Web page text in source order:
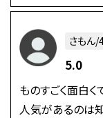
さもん
5.0
ものすごく面白く
人気があるのは